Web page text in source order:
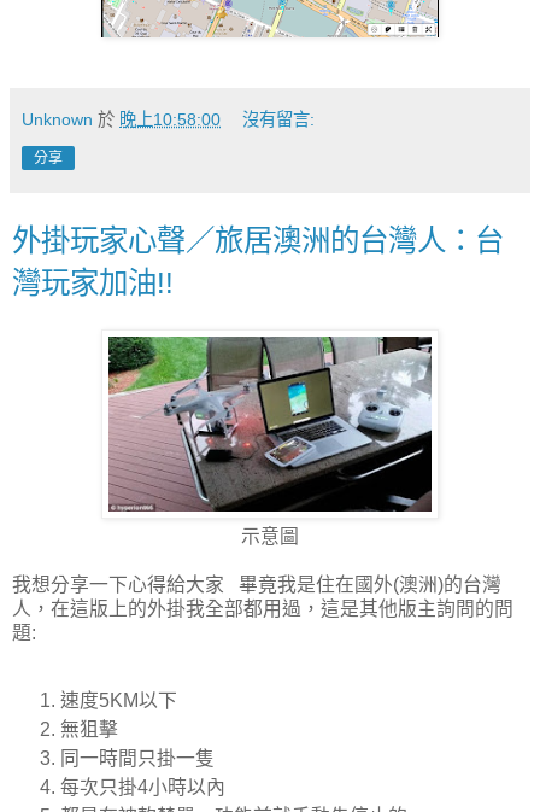
Unknown 於 晚上10:58:00 沒有留言:
分享
外掛玩家心聲／旅居澳洲的台灣人：台
灣玩家加油!!
示意圖
我想分享一下心得給大家 畢竟我是住在國外(澳洲)的台灣
人，在這版上的外掛我全部都用過，這是其他版主詢問的問
題:
速度5KM以下
無狙擊
同一時間只掛一隻
每次只掛4小時以內